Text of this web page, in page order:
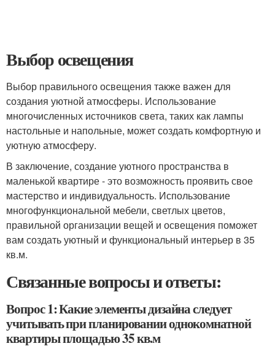
Выбор освещения
Выбор правильного освещения также важен для
создания уютной атмосферы. Использование
многочисленных источников света, таких как лампы
настольные и напольные, может создать комфортную и
уютную атмосферу.
В заключение, создание уютного пространства в
маленькой квартире - это возможность проявить свое
мастерство и индивидуальность. Использование
многофункциональной мебели, светлых цветов,
правильной организации вещей и освещения поможет
вам создать уютный и функциональный интерьер в 35
кв.м.
Связанные вопросы и ответы:
Вопрос 1: Какие элементы дизайна следует
учитывать при планировании однокомнатной
квартиры площадью 35 кв.м